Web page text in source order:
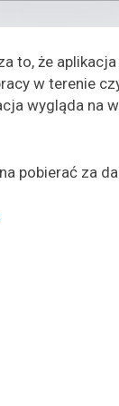
to, że
w terenie
wygląda na
pobierać za